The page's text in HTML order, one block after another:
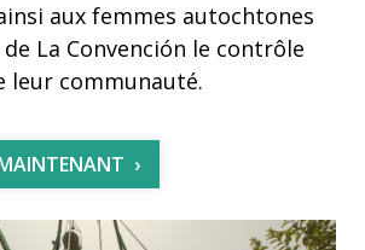
aux femmes autochtones
La Convención le contrôle
leur communauté.